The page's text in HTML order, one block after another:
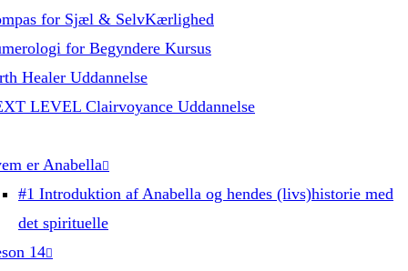
for Sjæl & SelvKærlighed
for Begyndere Kursus
Healer Uddannelse
LEVEL Clairvoyance Uddannelse
er Anabella
#1 Introduktion af Anabella og hendes (livs)historie med
det spirituelle
14